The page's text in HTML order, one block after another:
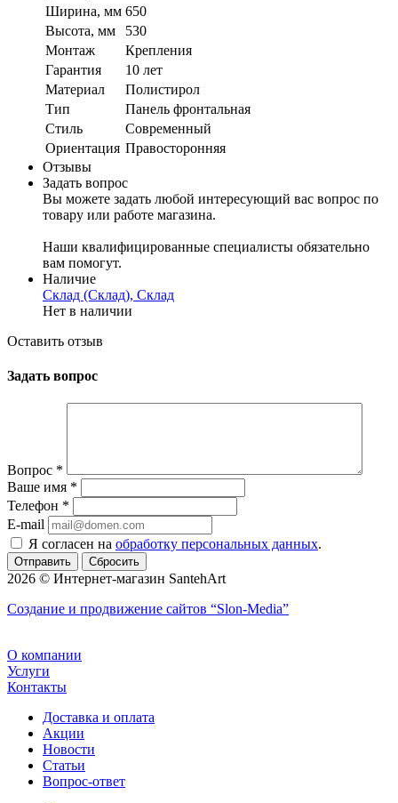
Ширина, мм 650
Высота, мм
530
Монтаж
Крепления
Гарантия
10 лет
Материал
Полистирол
Тип
Панель фронтальная
Стиль
Современный
Ориентация Правосторонняя
Отзывы
Задать вопрос
Вы можете задать любой интересующий вас вопрос по
товару или работе магазина.
Наши квалифицированные специалисты обязательно
вам помогут.
Наличие
Склад (Склад), Склад
Нет в наличии
Оставить отзыв
Задать вопрос
Вопрос *
Ваше имя *
Телефон *
E-mail
Я согласен на обработку персональных данных.
Сбросить
2026 © Интернет-магазин SantehArt
Создание и продвижение сайтов “Slon-Media”
О компании
Услуги
Контакты
Доставка и оплата
Акции
Новости
Статьи
Вопрос-ответ